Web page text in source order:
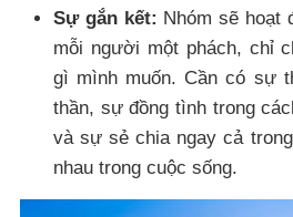
Sự gắn kết: Nhóm sẽ hoạt
mỗi người một phách, chỉ
gì mình muốn. Cần có sự
thần, sự đồng tình trong
và sự sẻ chia ngay cả
nhau trong cuộc sống.